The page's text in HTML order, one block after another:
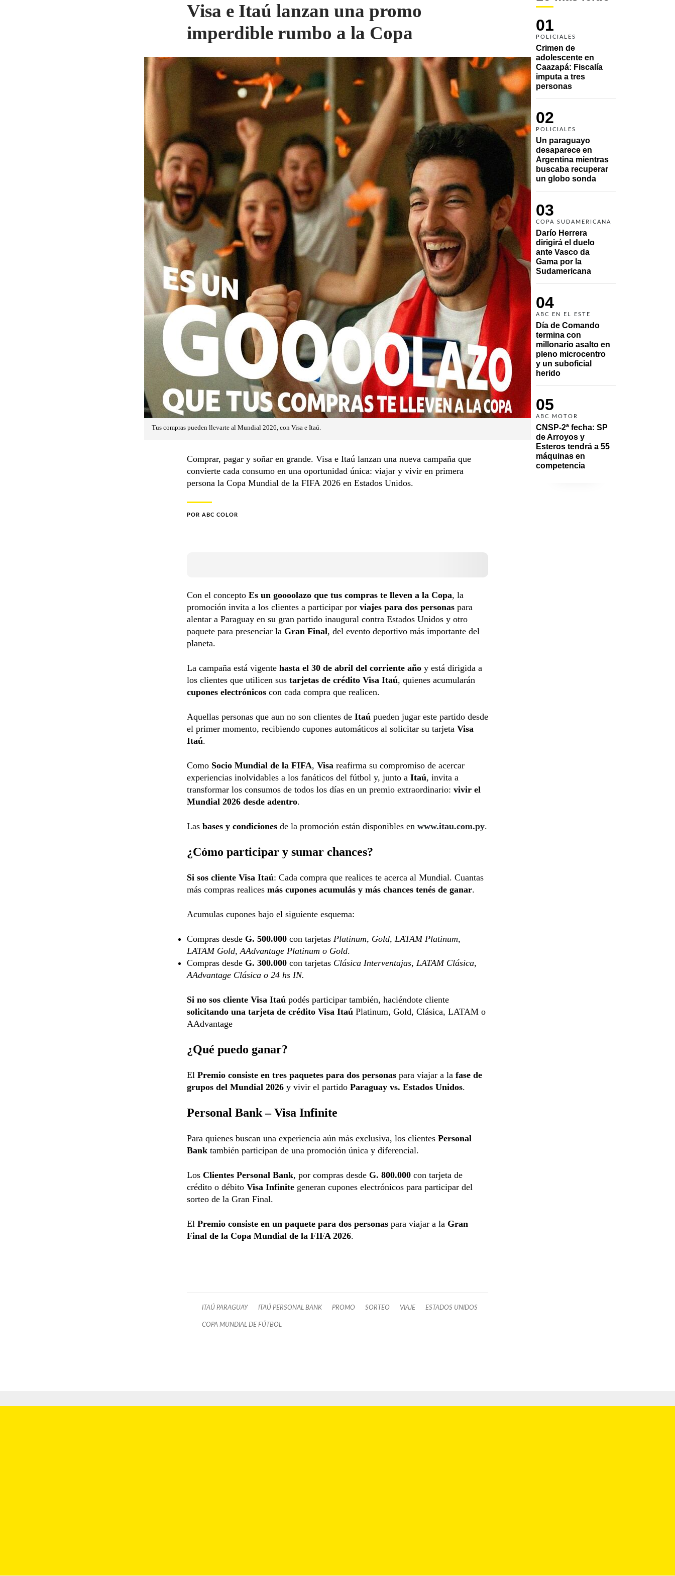
01
POLICIALES
Crimen de
adolescente en
Caazapá: Fiscalía
imputa a tres
personas
02
POLICIALES
Un paraguayo
desaparece en
Argentina mientras
buscaba recuperar
un globo sonda
03
COPA SUDAMERICANA
Darío Herrera
dirigirá el duelo
ante Vasco da
Gama por la
Sudamericana
04
ABC EN EL ESTE
Día de Comando
termina con
millonario asalto en
pleno microcentro
y un suboficial
herido
05
ABC MOTOR
CNSP-2ª fecha: SP
de Arroyos y
Esteros tendrá a 55
máquinas en
competencia
Visa e Itaú lanzan una promo
imperdible rumbo a la Copa
Tus compras pueden llevarte al Mundial 2026, con Visa e Itaú.
Comprar, pagar y soñar en grande. Visa e Itaú lanzan una nueva campaña que
convierte cada consumo en una oportunidad única: viajar y vivir en primera
persona la Copa Mundial de la FIFA 2026 en Estados Unidos.
POR ABC COLOR
Con el concepto Es un goooolazo que tus compras te lleven a la Copa, la
promoción invita a los clientes a participar por viajes para dos personas para
alentar a Paraguay en su gran partido inaugural contra Estados Unidos y otro
paquete para presenciar la Gran Final, del evento deportivo más importante del
planeta.
La campaña está vigente hasta el 30 de abril del corriente año y está dirigida a
los clientes que utilicen sus tarjetas de crédito Visa Itaú, quienes acumularán
cupones electrónicos con cada compra que realicen.
Aquellas personas que aun no son clientes de Itaú pueden jugar este partido desde
el primer momento, recibiendo cupones automáticos al solicitar su tarjeta Visa
Itaú.
Como Socio Mundial de la FIFA, Visa reafirma su compromiso de acercar
experiencias inolvidables a los fanáticos del fútbol y, junto a Itaú, invita a
transformar los consumos de todos los días en un premio extraordinario: vivir el
Mundial 2026 desde adentro.
Las bases y condiciones de la promoción están disponibles en www.itau.com.py.
¿Cómo participar y sumar chances?
Si sos cliente Visa Itaú: Cada compra que realices te acerca al Mundial. Cuantas
más compras realices más cupones acumulás y más chances tenés de ganar.
Acumulas cupones bajo el siguiente esquema:
Compras desde G. 500.000 con tarjetas Platinum, Gold, LATAM Platinum,
LATAM Gold, AAdvantage Platinum o Gold.
Compras desde G. 300.000 con tarjetas Clásica Interventajas, LATAM Clásica,
AAdvantage Clásica o 24 hs IN.
Si no sos cliente Visa Itaú podés participar también, haciéndote cliente
solicitando una tarjeta de crédito Visa Itaú Platinum, Gold, Clásica, LATAM o
AAdvantage
¿Qué puedo ganar?
El Premio consiste en tres paquetes para dos personas para viajar a la fase de
grupos del Mundial 2026 y vivir el partido Paraguay vs. Estados Unidos.
Personal Bank – Visa Infinite
Para quienes buscan una experiencia aún más exclusiva, los clientes Personal
Bank también participan de una promoción única y diferencial.
Los Clientes Personal Bank, por compras desde G. 800.000 con tarjeta de
crédito o débito Visa Infinite generan cupones electrónicos para participar del
sorteo de la Gran Final.
El Premio consiste en un paquete para dos personas para viajar a la Gran
Final de la Copa Mundial de la FIFA 2026.
ITAÚ PARAGUAY ITAÚ PERSONAL BANK PROMO SORTEO VIAJE ESTADOS UNIDOS
COPA MUNDIAL DE FÚTBOL